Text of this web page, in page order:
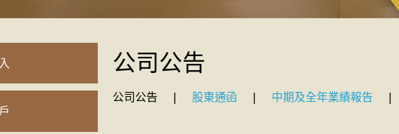
公司公告
公司公告 | 股東通函 | 中期及全年業績報告 |